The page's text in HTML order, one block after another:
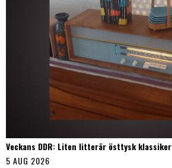
Veckans DDR: Liten litterär östtysk klassiker
5 AUG 2026